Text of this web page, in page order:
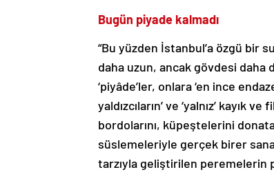
Bugün piyade kalmadı
“Bu yüzden İstanbul’a özgü bir
daha uzun, ancak gövdesi daha
‘piyâde’ler, onlara ‘en ince
yaldızcıların’ ve ‘yalnız’ kayık
bordolarını, küpeştelerini
süslemeleriyle gerçek birer
tarzıyla geliştirilen peremelerin